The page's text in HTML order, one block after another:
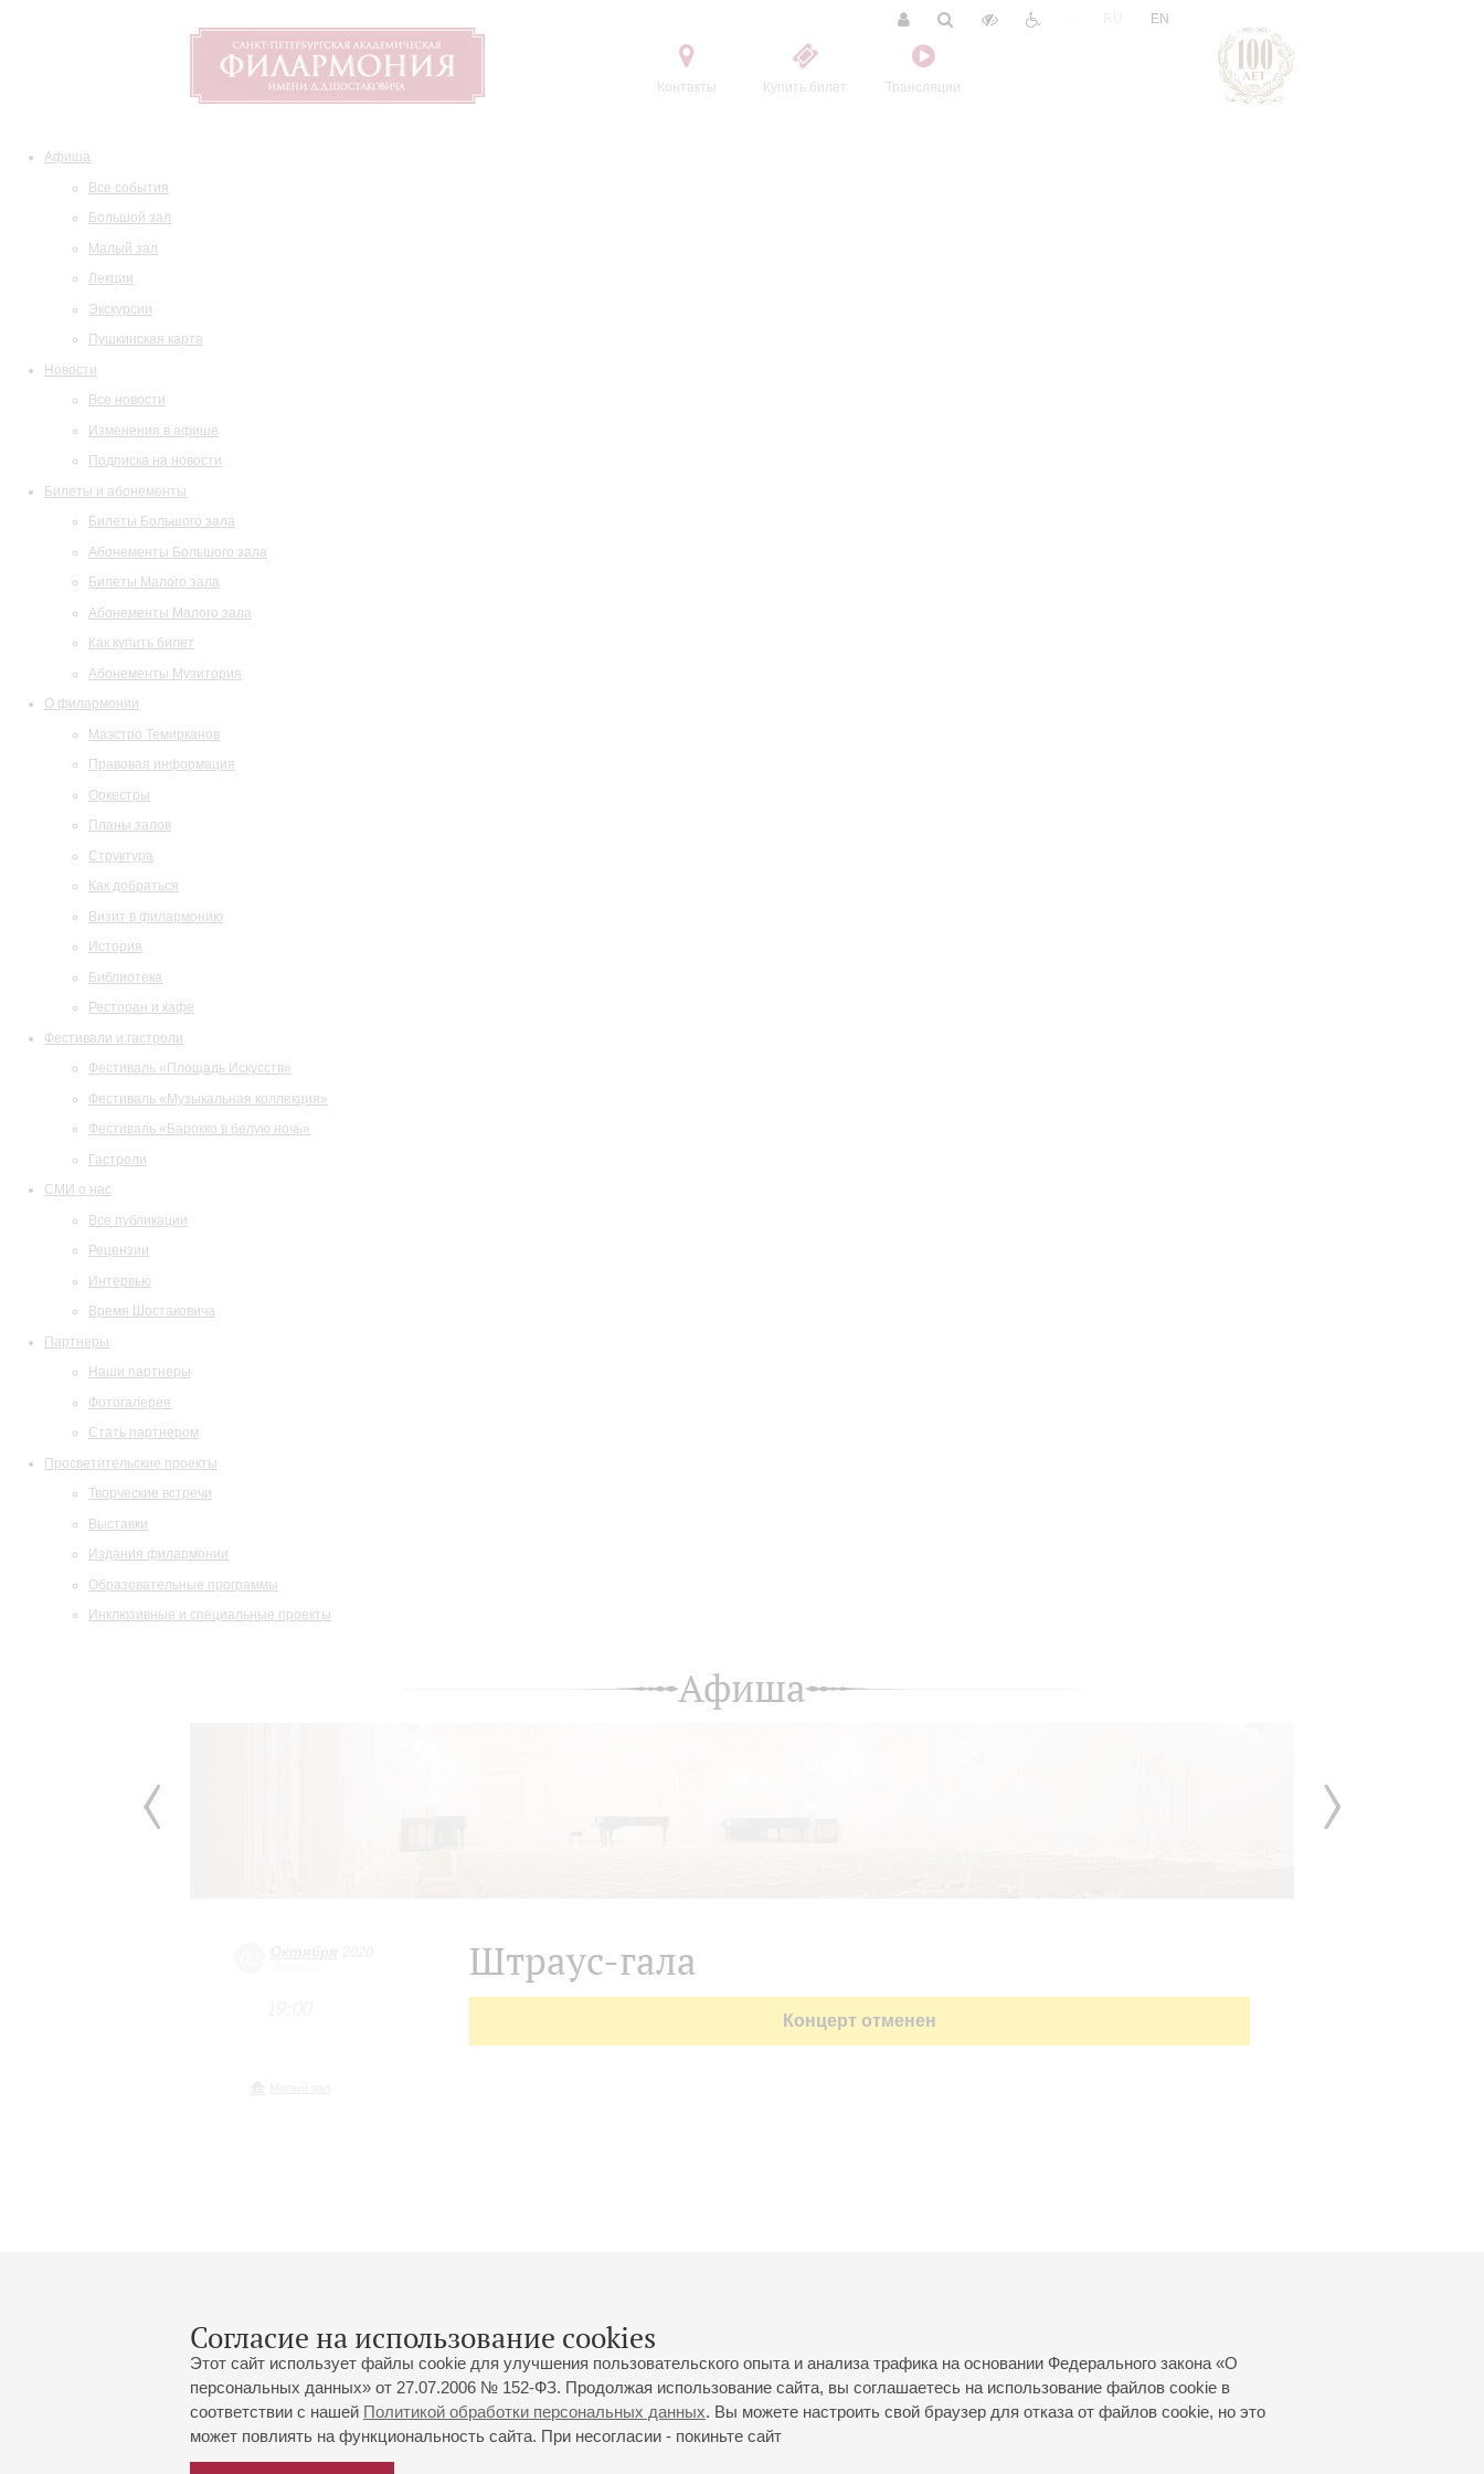
Контакты Купить билет Трансляции
EN
Афиша
Все события
Большой зал
Малый зал
Лекции
Экскурсии
Пушкинская карта
Новости
Все новости
Изменения в афише
Подписка на новости
Билеты и абонементы
Билеты Большого зала
Абонементы Большого зала
Билеты Малого зала
Абонементы Малого зала
Как купить билет
Абонементы Музитория
О филармонии
Маэстро Темирканов
Правовая информация
Оркестры
Планы залов
Структура
Как добраться
Визит в филармонию
История
Библиотека
Ресторан и кафе
Фестивали и гастроли
Фестиваль «Площадь Искусств»
Фестиваль «Музыкальная коллекция»
Фестиваль «Барокко в белую ночь»
Гастроли
СМИ о нас
Все публикации
Рецензии
Интервью
Время Шостаковича
Партнеры
Наши партнеры
Фотогалерея
Стать партнером
Просветительские проекты
Творческие встречи
Выставки
Издания филармонии
Образовательные программы
Инклюзивные и специальные проекты
Согласие на использование cookies
Этот сайт использует файлы cookie для улучшения пользовательского опыта и анализа трафика на основании Федерального закона «О
персональных данных» от 27.07.2006 № 152-ФЗ. Продолжая использование сайта, вы соглашаетесь на использование файлов cookie в
соответствии с нашей Политикой обработки персональных данных. Вы можете настроить свой браузер для отказа от файлов cookie, но это
может повлиять на функциональность сайта. При несогласии - покиньте сайт
Афиша
Штраус-гала
Концерт отменен
Большой зал:
191186, Санкт-Петербург, Михайловская ул., 2